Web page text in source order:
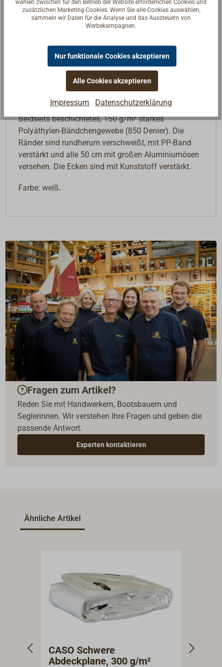
Beschreibung
Preiswerte Universalplane für drinnen und draußen
an windgeschützten Einsatzstellen. Die Abdeckplane
ist Lichtdurchlässig, hat eine hohe UV-Beständigkeit
Beidseits beschichtetes, 150 g/m² starkes
Polyäthylen-Bändchengewebe (850 Denier). Die
Ränder sind rundherum verschweißt, mit PP-Band
verstärkt und alle 50 cm mit großen Aluminiumösen
versehen. Die Ecken sind mit Kunststoff verstärkt.
Farbe: weiß.
Fragen zum Artikel?
Reden Sie mit Handwerkern, Bootsbauern und
Seglerinnen. Wir verstehen Ihre Fragen und geben die
passende Antwort.
Experten kontaktieren
Ähnliche Artikel
CASO Schwere
Abdeckplane, 300 g/m²
wählen zwischen für den Betrieb der Website erforderlichen Cookies und
zusätzlichen Marketing-Cookies. Wenn Sie alle Cookies auswählen,
sammeln wir Daten für die Analyse und das Aussteuern von
Werbekampagnen.
Nur funktionale Cookies akzeptieren
Alle Cookies akzeptieren
Impressum Datenschutzerklärung